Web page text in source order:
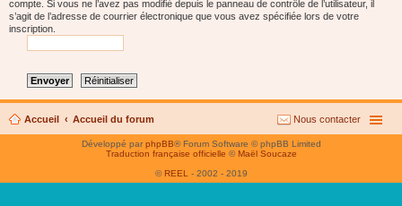
compte. Si vous ne l’avez pas modifié depuis le panneau de contrôle de l’utilisateur, il
s’agit de l’adresse de courrier électronique que vous avez spécifiée lors de votre
inscription.
Accueil Accueil du forum Nous contacter
Développé parphpBB® Forum Software © phpBB Limited
Traduction française officielle © Maël Soucaze
© REEL - 2002 - 2019